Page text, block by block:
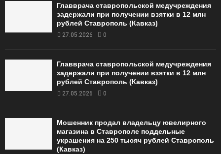
Главврача ставропольской медучреждения
задержали при получении взятки в 12 млн
рублей Ставрополь (Кавказ)
27.05.2026 0
Главврача ставропольской медучреждения
задержали при получении взятки в 12 млн
рублей Ставрополь (Кавказ)
27.05.2026 0
Мошенник продал владельцу ювелирного
магазина в Ставрополе поддельные
украшения на 250 тысяч рублей Ставрополь
(Кавказ)